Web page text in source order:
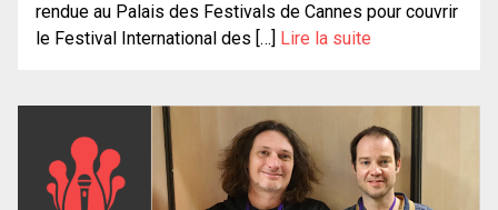
rendue au Palais des Festivals de Cannes pour couvrir
le Festival International des […]
Lire la suite